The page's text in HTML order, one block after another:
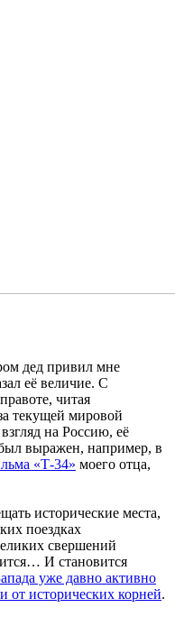
дед привил мне
её величие. С
читая
текущей мировой
на Россию, её
выражен, например, в
«Т-34» моего отца,
исторические места,
поездках
свершений
И становится
уже давно активно
от исторических корней.